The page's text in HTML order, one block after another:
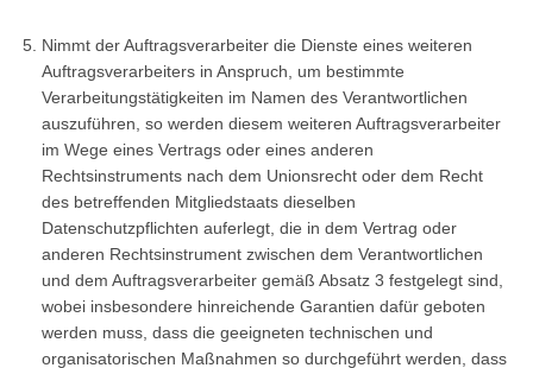
Nimmt der Auftragsverarbeiter die Dienste eines weiteren
Auftragsverarbeiters in Anspruch, um bestimmte
Verarbeitungstätigkeiten im Namen des Verantwortlichen
auszuführen, so werden diesem weiteren Auftragsverarbeiter
im Wege eines Vertrags oder eines anderen
Rechtsinstruments nach dem Unionsrecht oder dem Recht
des betreffenden Mitgliedstaats dieselben
Datenschutzpflichten auferlegt, die in dem Vertrag oder
anderen Rechtsinstrument zwischen dem Verantwortlichen
und dem Auftragsverarbeiter gemäß Absatz 3 festgelegt sind,
wobei insbesondere hinreichende Garantien dafür geboten
werden muss, dass die geeigneten technischen und
organisatorischen Maßnahmen so durchgeführt werden, dass